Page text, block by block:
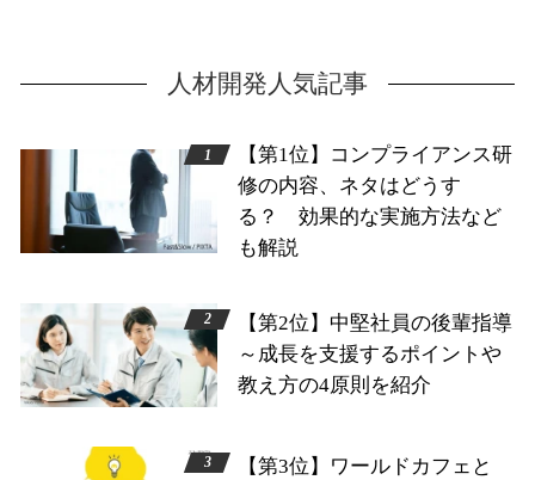
人材開発人気記事
【第1位】コンプライアンス研
修の内容、ネタはどうす
る？ 効果的な実施方法など
も解説
【第2位】中堅社員の後輩指導
～成長を支援するポイントや
教え方の4原則を紹介
【第3位】ワールドカフェと